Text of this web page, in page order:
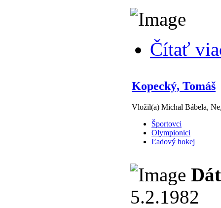
Čítať
Kopecký, Tomáš
Vložil(a) Michal Bábela,
Športovci
Olympionici
Ľadový hokej
5.2.1982